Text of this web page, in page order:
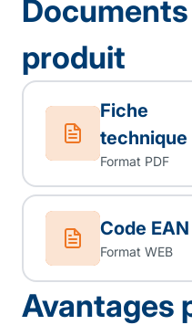
produit
Fiche
technique
Format PDF
Code EAN
Format WEB
Avantages